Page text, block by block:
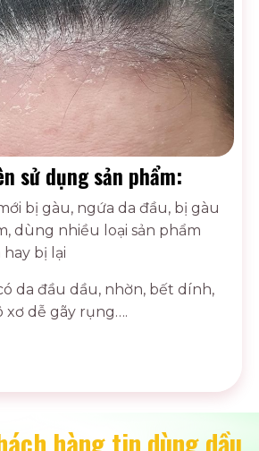
bị gàu, ngứa da đầu, bị gàu
dùng nhiều loại sản phẩm
hay bị lại
da đầu dầu, nhờn, bết dính,
xơ dễ gãy rụng….
sử dụng sản phẩm:
hàng tin dùng dầu